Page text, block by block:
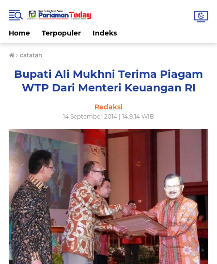
Home Terpopuler Indeks
› catatan
Bupati Ali Mukhni Terima Piagam
WTP Dari Menteri Keuangan RI
Redaksi
14 September 2014 | 14.9.14 WIB